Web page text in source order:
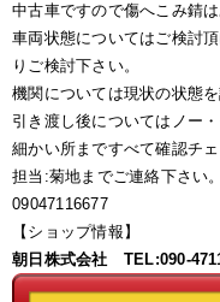
中古車ですので傷へこみ錆は
車両状態についてはご検討
りご検討下さい。
機関については現状の状態
引き渡し後についてはノー
細かい所まですべて確認チ
担当:菊地までご連絡下さい。
09047116677
【ショップ情報】
朝日株式会社 TEL:090-